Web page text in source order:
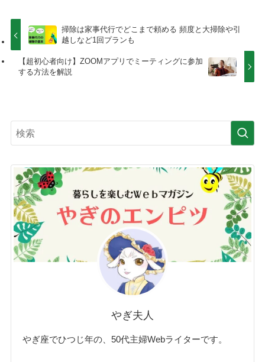
掃除は家事代行でどこまで頼める 頻度と大掃除や引
越しなど1回プランも
【超初心者向け】ZOOMアプリでミーティングに参加
する方法を解説
やぎ夫人
やぎ座でひつじ年の、50代主婦Webライターです。